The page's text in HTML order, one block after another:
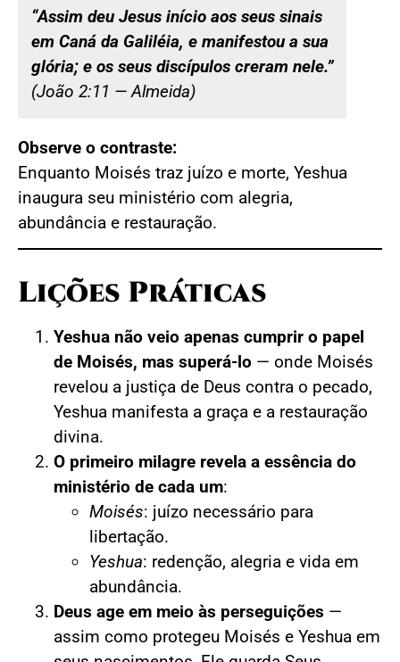
“Assim deu Jesus início aos seus sinais
em Caná da Galiléia, e manifestou a sua
glória; e os seus discípulos creram nele.”
(João 2:11 — Almeida)
Observe o contraste:
Enquanto Moisés traz juízo e morte, Yeshua
inaugura seu ministério com alegria,
abundância e restauração.
Lições Práticas
Yeshua não veio apenas cumprir o papel
de Moisés, mas superá-lo — onde Moisés
revelou a justiça de Deus contra o pecado,
Yeshua manifesta a graça e a restauração
divina.
O primeiro milagre revela a essência do
ministério de cada um:
Moisés: juízo necessário para
libertação.
Yeshua: redenção, alegria e vida em
abundância.
Deus age em meio às perseguições —
assim como protegeu Moisés e Yeshua em